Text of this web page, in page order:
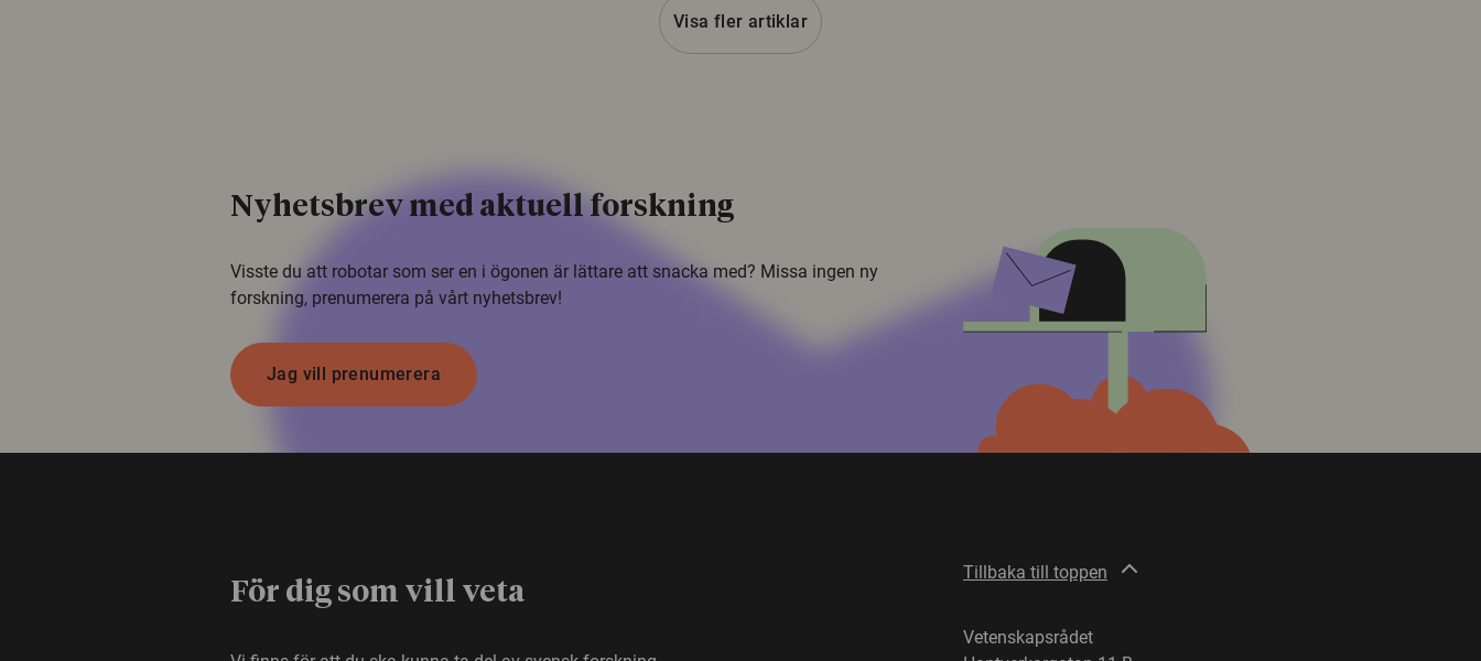
Visa fler artiklar
Nyhetsbrev med aktuell forskning
Visste du att robotar som ser en i ögonen är lättare att snacka med? Missa ingen ny
forskning, prenumerera på vårt nyhetsbrev!
Jag vill prenumerera
För dig som vill veta
Tillbaka till toppen
Vetenskapsrådet